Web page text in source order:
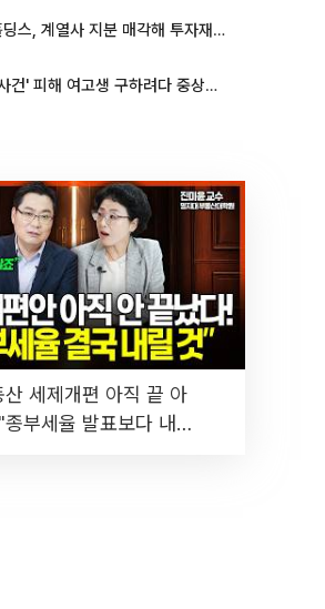
포스코홀딩스, 계열사 지분 매각해 투자재원 2.5조 확보
'장윤기 사건' 피해 여고생 구하려다 중상…고교생 의상자 지정
산 세제개편 아직 끝 아
부세율 발표보다 내릴